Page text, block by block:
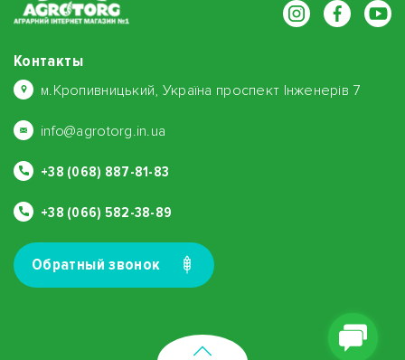
Контакты
м.Кропивницький, Україна проспект Інженерів 7
info@agrotorg.in.ua
+38 (068) 887-81-83
+38 (066) 582-38-89
Обратный звонок